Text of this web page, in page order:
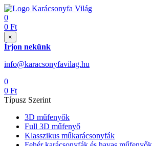
0
0 Ft
×
Írjon nekünk
info@karacsonyfavilag.hu
0
0 Ft
Típusz Szerint
3D műfenyők
Full 3D műfenyő
Klasszikus műkarácsonyfák